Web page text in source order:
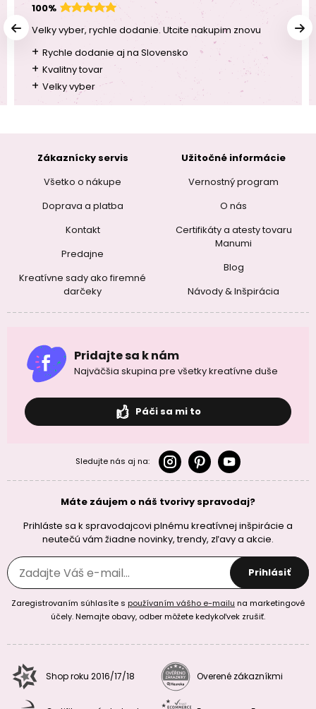
100%
Velky vyber, rychle dodanie. Utcite nakupim znovu
+ Rychle dodanie aj na Slovensko
+ Kvalitny tovar
+ Velky vyber
Zákaznícky servis
Všetko o nákupe
Doprava a platba
Kontakt
Predajne
Kreatívne sady ako firemné
darčeky
Užitočné informácie
Vernostný program
O nás
Certifikáty a atesty tovaru
Manumi
Blog
Návody & Inšpirácia
Pridajte sa k nám
Najväčšia skupina pre všetky kreatívne duše
Páči sa mi to
Sledujte nás aj na:
Máte záujem o náš tvorivy spravodaj?
Prihláste sa k spravodajcovi plnému kreatívnej inšpirácie a
neutečú vám žiadne novinky, trendy, zľavy a akcie.
Prihlásiť
Zaregistrovaním súhlasíte s používaním vášho e-mailu na marketingové
účely. Nemajte obavy, odber môžete kedykoľvek zrušiť.
Shop roku 2016/17/18 Overené zákazníkmi